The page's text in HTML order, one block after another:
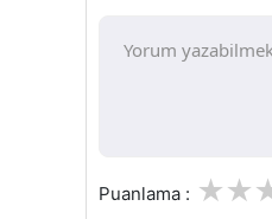
Puanlama : 1